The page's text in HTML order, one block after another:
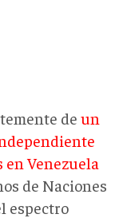
de un
Venezuela
de Naciones
espectro